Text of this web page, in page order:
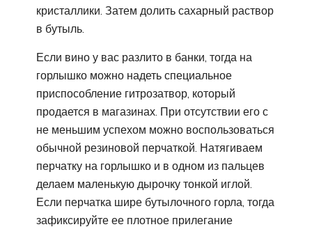
кристаллики. Затем долить сахарный раствор
в бутыль.
Если вино у вас разлито в банки, тогда на
горлышко можно надеть специальное
приспособление гитрозатвор, который
продается в магазинах. При отсутствии его с
не меньшим успехом можно воспользоваться
обычной резиновой перчаткой. Натягиваем
перчатку на горлышко и в одном из пальцев
делаем маленькую дырочку тонкой иглой.
Если перчатка шире бутылочного горла, тогда
зафиксируйте ее плотное прилегание